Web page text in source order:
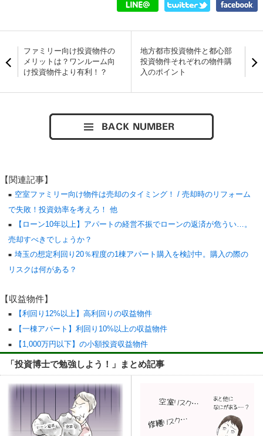
ファミリー向け投資物件の
メリットは？ワンルーム向
け投資物件より有利！？
地方都市投資物件と都心部
投資物件それぞれの物件購
入のポイント
【関連記事】
空室ファミリー向け物件は売却のタイミング！ / 売却時のリフォーム
で失敗！投資効率を考えろ！ 他
【ローン10年以上】アパートの経営不振でローンの返済が危うい…。
売却すべきでしょうか？
埼玉の想定利回り20％程度の1棟アパート購入を検討中。購入の際の
リスクは何がある？
【収益物件】
【利回り12%以上】高利回りの収益物件
【一棟アパート】利回り10%以上の収益物件
【1,000万円以下】の小額投資収益物件
「投資博士で勉強しよう！」まとめ記事